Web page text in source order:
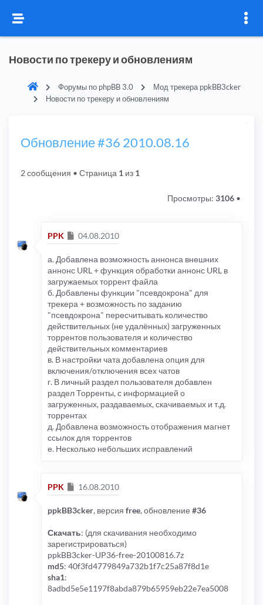
Новости по трекеру и обновлениям
Форумы по phpBB 3.0
Мод трекера ppkBB3cker
Новости по трекеру и обновлениям
Обновление #36 2010.08.16
2 сообщения • Страница 1 из 1
Просмотры: 3106 •
PPK Сообщение
04.08.2010
а. Добавлена возможность аннонса внешних
аннонс URL + функция обработки аннонс URL в
загружаемых торрент файла
б. Добавлены функции "псевдокрона" для
трекера + возможность по заданию
"псевдокрона" пересчитывать количество
действительных (не удалённых) загруженных
торрентов пользователя и количество
действительных комментариев
в. В настройки чата добавлена опция для
включения/отключения всех чатов
г. В личный раздел пользователя добавлен
раздел Торренты, с информацией о
загруженных, раздаваемых, скачиваемых и т.д.
торрентах
д. Добавлена возможность отображения магнет
ссылок для торрентов
е. Несколько небольших исправлений
PPK Сообщение
16.08.2010
ppkBB3cker, версия free, обновление #36
Скачать: (для скачивания необходимо
зарегистрироваться)
ppkBB3cker-UP36-free-20100816.7z
md5: 40f3fd4779849a732b1f7c25a87f8d1e
sha1:
8adbd5e5e1197f8abda879b65959eb22e7ea5008